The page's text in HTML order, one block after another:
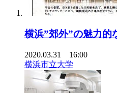
横浜”郊外”の魅力
2020.03.31 16:00
横浜市立大学